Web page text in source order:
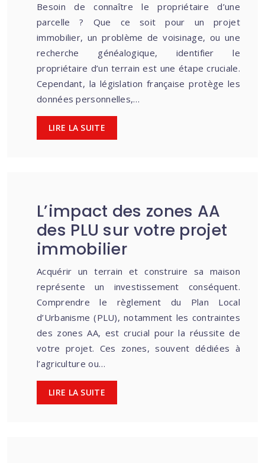
Besoin de connaître le propriétaire d’une
parcelle ? Que ce soit pour un projet
immobilier, un problème de voisinage, ou une
recherche généalogique, identifier le
propriétaire d’un terrain est une étape cruciale.
Cependant, la législation française protège les
données personnelles,…
LIRE LA SUITE
L’impact des zones AA
des PLU sur votre projet
immobilier
Acquérir un terrain et construire sa maison
représente un investissement conséquent.
Comprendre le règlement du Plan Local
d’Urbanisme (PLU), notamment les contraintes
des zones AA, est crucial pour la réussite de
votre projet. Ces zones, souvent dédiées à
l’agriculture ou…
LIRE LA SUITE